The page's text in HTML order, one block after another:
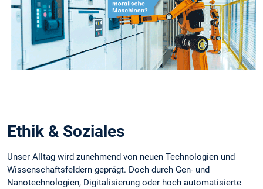
Ethik & Soziales
Unser Alltag wird zunehmend von neuen Technologien und
Wissenschaftsfeldern geprägt. Doch durch Gen- und
Nanotechnologien, Digitalisierung oder hoch automatisierte